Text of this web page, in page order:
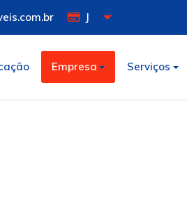
J
Empresa Serviços